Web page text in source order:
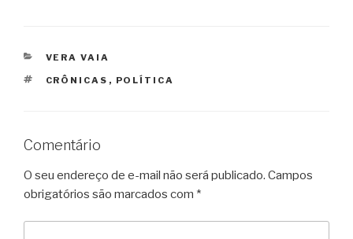
CATEGORIAS
VERA VAIA
TAGS
CRÔNICAS , POLÍTICA
Comentário
O seu endereço de e-mail não será publicado. Campos
obrigatórios são marcados com *